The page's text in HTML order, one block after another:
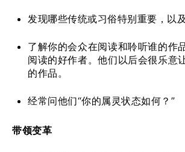
发现哪些传统或习俗特别重要，以及
了解你的会众在阅读和聆听谁的作
阅读的好作者。他们以后会很乐意
的作品。
经常问他们“你的属灵状态如何？”
带领变革